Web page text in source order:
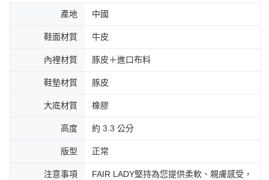
產地 中國
鞋面材質 牛皮
內裡材質 豚皮＋進口布料
鞋墊材質 豚皮
大底材質 橡膠
高度 約 3.3 公分
版型 正常
注意事項
FAIR LADY堅持為您提供柔軟、親膚感受，